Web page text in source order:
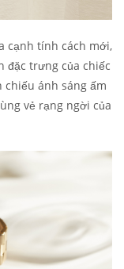
cạnh tính cách mới,
đặc trưng của chiếc
chiếu ánh sáng ấm
vẻ rạng ngời của